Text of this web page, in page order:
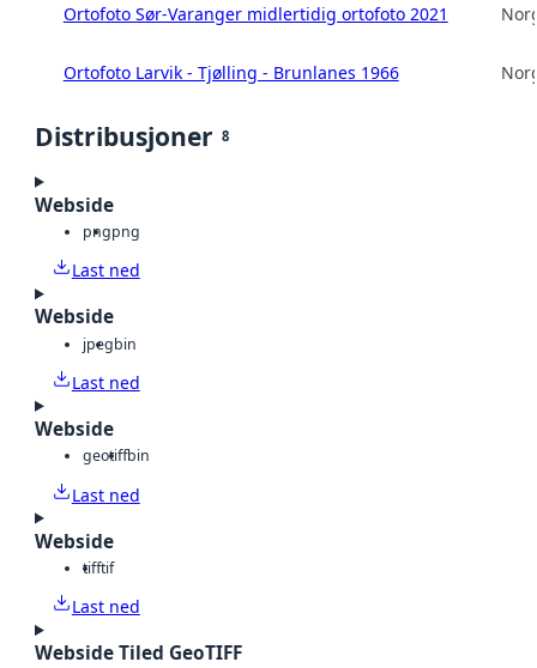
Ortofoto Sør-Varanger midlertidig ortofoto 2021
Ortofoto Larvik - Tjølling - Brunlanes 1966
Distribusjoner 8
Webside
pngpng
Last ned
Webside
jpegbin
Last ned
Webside
geotiffbin
Last ned
Webside
tifftif
Last ned
Webside Tiled GeoTIFF